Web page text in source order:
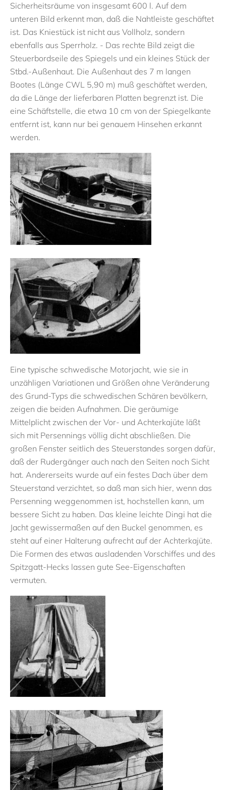
Sicherheitsräume von insgesamt 600 l. Auf dem
unteren Bild erkennt man, daß die Nahtleiste geschäftet
ist. Das Kniestück ist nicht aus Vollholz, sondern
ebenfalls aus Sperrholz. - Das rechte Bild zeigt die
Steuerbordseile des Spiegels und ein kleines Stück der
Stbd.-Außenhaut. Die Außenhaut des 7 m langen
Bootes (Länge CWL 5,90 m) muß geschäftet werden,
da die Länge der lieferbaren Platten begrenzt ist. Die
eine Schäftstelle, die etwa 10 cm von der Spiegelkante
entfernt ist, kann nur bei genauem Hinsehen erkannt
werden.
Eine typische schwedische Motorjacht, wie sie in
unzähligen Variationen und Größen ohne Veränderung
des Grund-Typs die schwedischen Schären bevölkern,
zeigen die beiden Aufnahmen. Die geräumige
Mittelplicht zwischen der Vor- und Achterkajüte läßt
sich mit Persennings völlig dicht abschließen. Die
großen Fenster seitlich des Steuerstandes sorgen dafür,
daß der Rudergänger auch nach den Seiten noch Sicht
hat. Andererseits wurde auf ein festes Dach über dem
Steuerstand verzichtet, so daß man sich hier, wenn das
Persenning weggenommen ist, hochstellen kann, um
bessere Sicht zu haben. Das kleine leichte Dingi hat die
Jacht gewissermaßen auf den Buckel genommen, es
steht auf einer Halterung aufrecht auf der Achterkajüte.
Die Formen des etwas ausladenden Vorschiffes und des
Spitzgatt-Hecks lassen gute See-Eigenschaften
vermuten.